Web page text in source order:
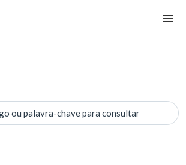
ou palavra-chave para consultar